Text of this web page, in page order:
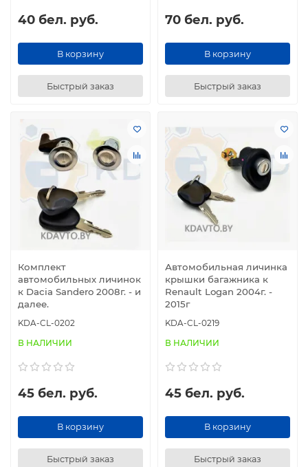
40 бел. руб.
В корзину
Быстрый заказ
70 бел. руб.
В корзину
Быстрый заказ
Комплект
автомобильных личинок
к Dacia Sandero 2008г. - и
далее.
KDA-CL-0202
В НАЛИЧИИ
45 бел. руб.
В корзину
Быстрый заказ
Автомобильная личинка
крышки багажника к
Renault Logan 2004г. -
2015г
KDA-CL-0219
В НАЛИЧИИ
45 бел. руб.
В корзину
Быстрый заказ